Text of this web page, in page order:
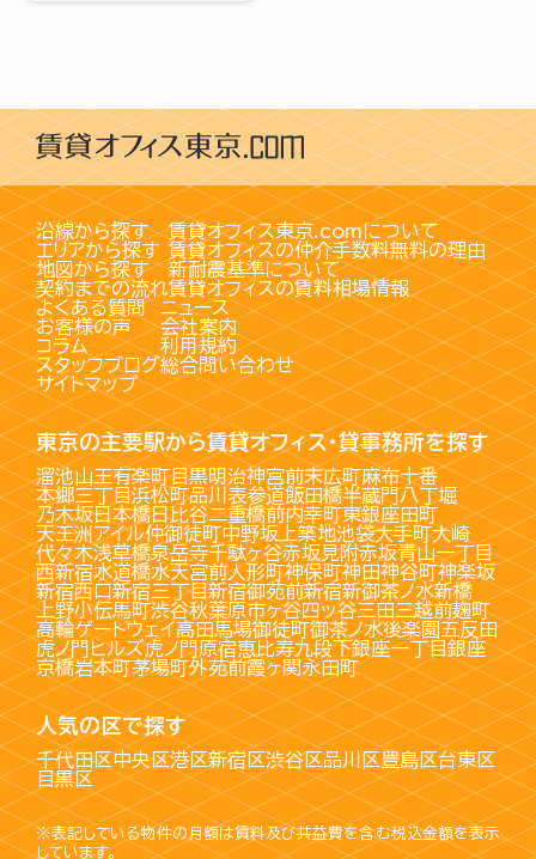
沿線から探す
エリアから探す
地図から探す
契約までの流れ
賃貸オフィス東京.comについて
賃貸オフィスの仲介手数料無料の理由
新耐震基準について
賃貸オフィスの賃料相場情報
よくある質問
お客様の声
コラム
スタッフブログ
サイトマップ
ニュース
会社案内
利用規約
総合問い合わせ
東京の主要駅から賃貸オフィス・貸事務所を探す
溜池山王有楽町目黒明治神宮前末広町麻布十番
本郷三丁目浜松町品川 表参道飯田橋半蔵門八丁堀
乃木坂日本橋日比谷二重橋前内幸町東銀座田町
天王洲アイル仲御徒町中野坂上築地池袋大手町大崎
代々木浅草橋泉岳寺千駄ヶ谷赤坂見附赤坂青山一丁目
西新宿水道橋水天宮前人形町神保町神田神谷町神楽坂
新宿西口新宿三丁目新宿御苑前新宿新御茶ノ水新橋
上野小伝馬町渋谷秋葉原市ヶ谷四ッ谷三田三越前麹町
高輪ゲートウェイ高田馬場御徒町御茶ノ水後楽園五反田
虎ノ門ヒルズ虎ノ門原宿恵比寿九段下銀座一丁目銀座
京橋岩本町茅場町外苑前霞ヶ関永田町
人気の区で探す
千代田区中央区港区新宿区渋谷区品川区豊島区台東区
目黒区
※表記している物件の月額は賃料及び共益費を含む税込金額を表示
しています。